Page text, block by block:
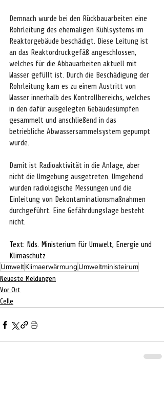
Demnach wurde bei den Rückbauarbeiten eine
Rohrleitung des ehemaligen Kühlsystems im
Reaktorgebäude beschädigt. Diese Leitung ist
an das Reaktordruckgefäß angeschlossen,
welches für die Abbauarbeiten aktuell mit
Wasser gefüllt ist. Durch die Beschädigung der
Rohrleitung kam es zu einem Austritt von
Wasser innerhalb des Kontrollbereichs, welches
in den dafür ausgelegten Gebäudesümpfen
gesammelt und anschließend in das
betriebliche Abwassersammelsystem gepumpt
wurde.
Damit ist Radioaktivität in die Anlage, aber
nicht die Umgebung ausgetreten. Umgehend
wurden radiologische Messungen und die
Einleitung von Dekontaminationsmaßnahmen
durchgeführt. Eine Gefährdungslage besteht
nicht.
Text: Nds. Ministerium für Umwelt, Energie und
Klimaschutz
UmweltKlimaerwärmung Umweltministeirum
Neueste Meldungen
Vor Ort
Celle